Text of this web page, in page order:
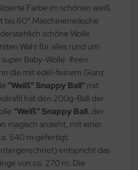
Farbe im schönen weiß
bis 60° Maschinenwäsche
schöne Wolle
Wahl für alles rund um
Baby-Wolle. Ihren
die mit edel-feinem Glanz
“Weiß“ Snappy Ball“ mit
hat den 200g-Ball der
“Weiß“ Snappy Ball, der
magisch anzieht, mit einer
540 m gefertigt.
entspricht das
von ca. 270 m. Die